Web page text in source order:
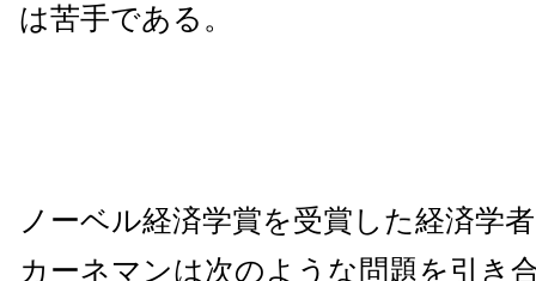
は苦手である。
ノーベル経済学賞を受賞した経済学
カーネマンは次のような問題を引き